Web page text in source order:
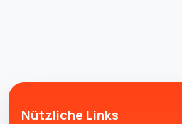
Nützliche Links